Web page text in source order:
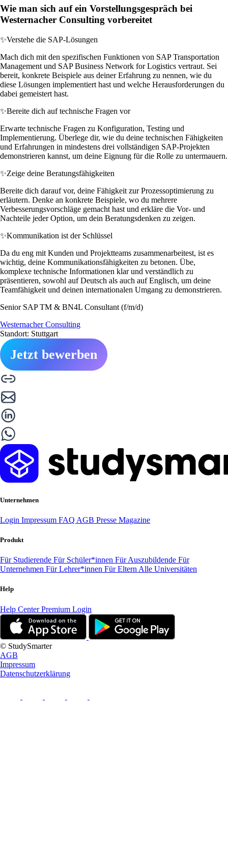
Wie man sich auf ein Vorstellungsgespräch bei
Westernacher Consulting vorbereitet
✨Verstehe die SAP-Lösungen
Mach dich mit den spezifischen Funktionen von SAP Transportation
Management und SAP Business Network for Logistics vertraut. Sei
bereit, konkrete Beispiele aus deiner Erfahrung zu nennen, wie du
diese Lösungen implementiert hast und welche Herausforderungen du
dabei gemeistert hast.
✨Bereite dich auf technische Fragen vor
Erwarte technische Fragen zu Konfiguration, Testing und
Implementierung. Überlege dir, wie du deine technischen Fähigkeiten
und Erfahrungen in mindestens drei vollständigen SAP-Projekten
demonstrieren kannst, um deine Eignung für die Rolle zu untermauern.
✨Zeige deine Beratungsfähigkeiten
Bereite dich darauf vor, deine Fähigkeit zur Prozessoptimierung zu
erläutern. Denke an konkrete Beispiele, wo du mehrere
Verbesserungsvorschläge gemacht hast und erkläre die Vor- und
Nachteile jeder Option, um dein Beratungsdenken zu zeigen.
✨Kommunikation ist der Schlüssel
Da du eng mit Kunden und Projektteams zusammenarbeitest, ist es
wichtig, deine Kommunikationsfähigkeiten zu betonen. Übe,
komplexe technische Informationen klar und verständlich zu
präsentieren, sowohl auf Deutsch als auch auf Englisch, um deine
Teamfähigkeit und deinen internationalen Umgang zu demonstrieren.
Senior SAP TM & BN4L Consultant (f/m/d)
Westernacher Consulting
Standort: Stuttgart
Jetzt bewerben
Unternehmen
Login Impressum FAQ AGB Presse Magazine
Produkt
Für Studierende Für Schüler*innen Für Auszubildende Für
Unternehmen Für Lehrer*innen Für Eltern Alle Universitäten
Help
Help CenterPremium Login
© StudySmarter
AGB
Impressum
Datenschutzerklärung